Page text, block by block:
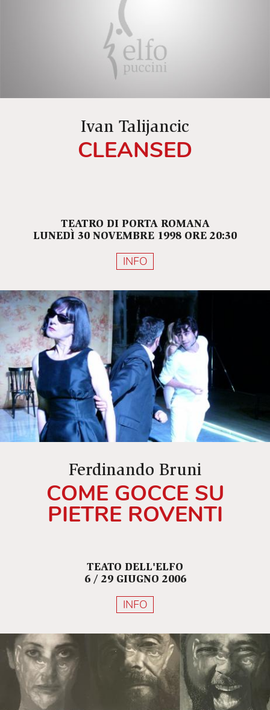
Ivan Talijancic
CLEANSED
TEATRO DI PORTA ROMANA
LUNEDÌ 30 NOVEMBRE 1998 ORE 20:30
INFO
Ferdinando Bruni
COME GOCCE SU
PIETRE ROVENTI
TEATO DELL'ELFO
6 / 29 GIUGNO 2006
INFO